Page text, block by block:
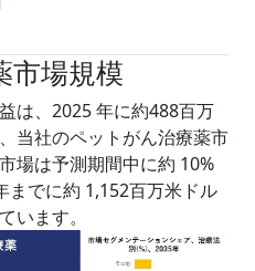
市場規模
は、2025 年に約488百万
当社のペットがん治療薬市
場は予測期間中に約 10%
までに約 1,152百万米ドル
います。